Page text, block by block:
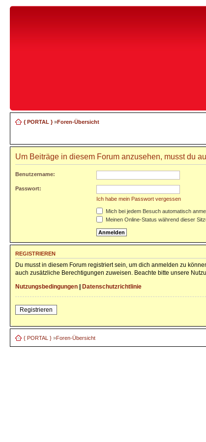
{ PORTAL }»Foren-Übersicht
Um Beiträge in diesem Forum anzusehen, musst du
Benutzername:
Passwort:
Ich habe mein Passwort vergessen
Mich bei jedem Besuch automatisch
Meinen Online-Status während dieser
REGISTRIEREN
Du musst in diesem Forum registriert sein, um dich anmelden zu
auch zusätzliche Berechtigungen zuweisen. Beachte bitte unsere
Nutzungsbedingungen
Datenschutzrichtlinie
Registrieren
{ PORTAL } »Foren-Übersicht